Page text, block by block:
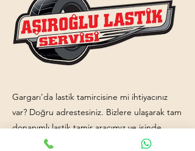
Gargarı'da lastik tamircisine mi ihtiyacınız
var? Doğru adrestesiniz. Bizlere ulaşarak tam
donanımlı lastik tamir aracımız ve işinde
uzman ekip arkadaşlarımızı hizmetinize